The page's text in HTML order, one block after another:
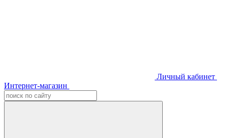
Личный кабинет
Интернет-магазин